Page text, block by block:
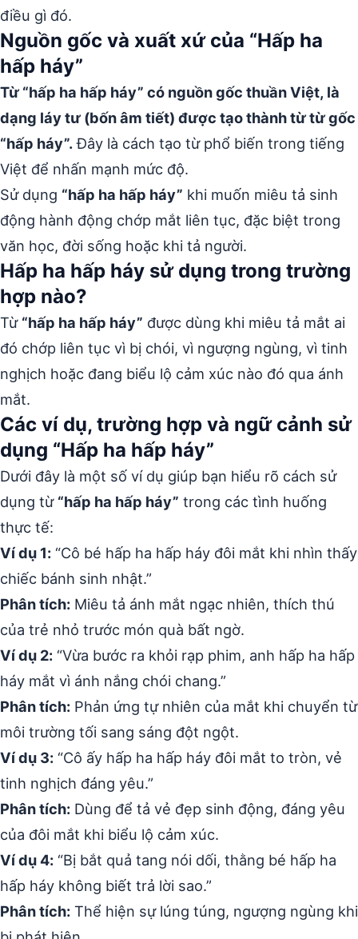
điều gì đó.
Nguồn gốc và xuất xứ của “Hấp ha
hấp háy”
Từ “hấp ha hấp háy” có nguồn gốc thuần Việt, là
dạng láy tư (bốn âm tiết) được tạo thành từ từ gốc
“hấp háy”.Đây là cách tạo từ phổ biến trong tiếng
Việt để nhấn mạnh mức độ.
Sử dụng “hấp ha hấp háy” khi muốn miêu tả sinh
động hành động chớp mắt liên tục, đặc biệt trong
văn học, đời sống hoặc khi tả người.
Hấp ha hấp háy sử dụng trong trường
hợp nào?
Từ “hấp ha hấp háy” được dùng khi miêu tả mắt ai
đó chớp liên tục vì bị chói, vì ngượng ngùng, vì tinh
nghịch hoặc đang biểu lộ cảm xúc nào đó qua ánh
mắt.
Các ví dụ, trường hợp và ngữ cảnh sử
dụng “Hấp ha hấp háy”
Dưới đây là một số ví dụ giúp bạn hiểu rõ cách sử
dụng từ “hấp ha hấp háy” trong các tình huống
thực tế:
Ví dụ 1: “Cô bé hấp ha hấp háy đôi mắt khi nhìn thấy
chiếc bánh sinh nhật.”
Phân tích: Miêu tả ánh mắt ngạc nhiên, thích thú
của trẻ nhỏ trước món quà bất ngờ.
Ví dụ 2: “Vừa bước ra khỏi rạp phim, anh hấp ha hấp
háy mắt vì ánh nắng chói chang.”
Phân tích: Phản ứng tự nhiên của mắt khi chuyển từ
môi trường tối sang sáng đột ngột.
Ví dụ 3: “Cô ấy hấp ha hấp háy đôi mắt to tròn, vẻ
tinh nghịch đáng yêu.”
Phân tích: Dùng để tả vẻ đẹp sinh động, đáng yêu
của đôi mắt khi biểu lộ cảm xúc.
Ví dụ 4: “Bị bắt quả tang nói dối, thằng bé hấp ha
hấp háy không biết trả lời sao.”
Phân tích: Thể hiện sự lúng túng, ngượng ngùng khi